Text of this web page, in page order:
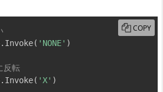
. Invoke( 'NONE' )
反転
. Invoke( 'X' )
COPY